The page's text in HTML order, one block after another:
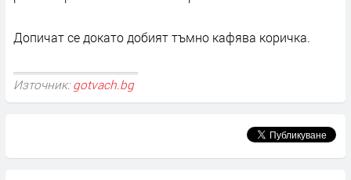
Допичат се докато добият тъмно кафява коричка.
Източник: gotvach.bg